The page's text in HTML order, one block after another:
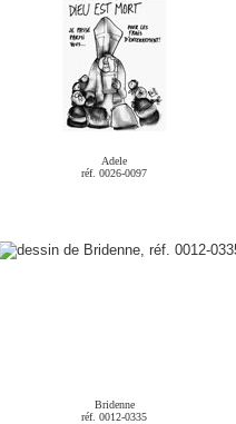
Adele
réf. 0026-0097
Bridenne
réf. 0012-0335